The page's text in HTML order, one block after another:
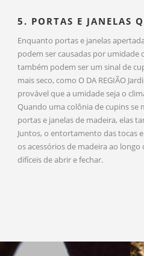
5. PORTAS E JANELAS
Enquanto portas e janelas
podem ser causadas por umidade
também podem ser um sinal de
mais seco, como O DA REGIÃO
provável que a umidade seja o
Quando uma colônia de cupins se
portas e janelas de madeira, elas
Juntos, o entortamento das tocas
os acessórios de madeira ao
difíceis de abrir e fechar.